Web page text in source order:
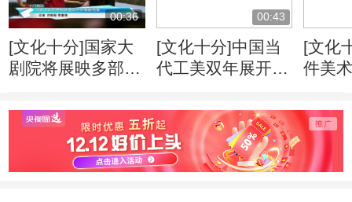
00:36
[文化十分]国家大
剧院将展映多部中
00:43
[文化十分]中国当
代工美双年展开幕
精神
[文化
件美
立95